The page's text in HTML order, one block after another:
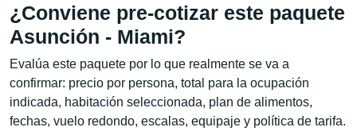
¿Conviene pre-cotizar este paquete
Asunción - Miami?
Evalúa este paquete por lo que realmente se va a
confirmar: precio por persona, total para la ocupación
indicada, habitación seleccionada, plan de alimentos,
fechas, vuelo redondo, escalas, equipaje y política de tarifa.